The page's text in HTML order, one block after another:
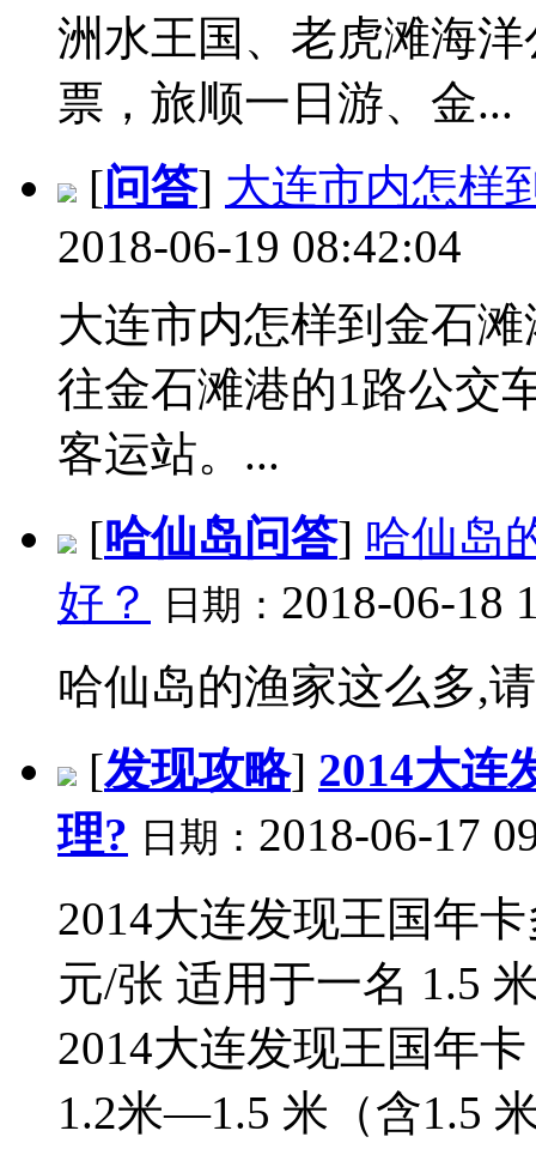
洲水王国、老虎滩海
票，旅顺一日游、金...
[问答] 大连市内怎样
2018-06-19 08:42:04
大连市内怎样到金石
往金石滩港的1路公交
客运站。...
[哈仙岛问答] 哈仙岛
好？
日期： 2018-06-18
哈仙岛的渔家这么多,
[发现攻略] 2014大连
理? 日期： 2018-06-17
2014大连发现王国年
元/张 适用于一名 1.5
2014大连发现王国年
1.2米—1.5 米（含1.5